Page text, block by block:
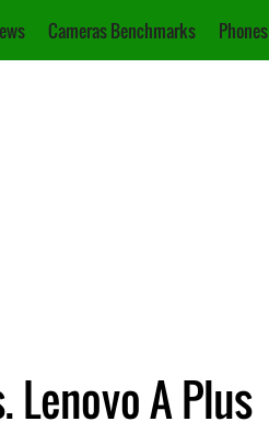
Cameras Benchmarks Phones
Lenovo A Plus